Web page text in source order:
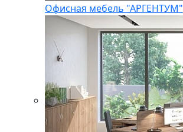
Офисная мебель "АРГЕНТУМ"